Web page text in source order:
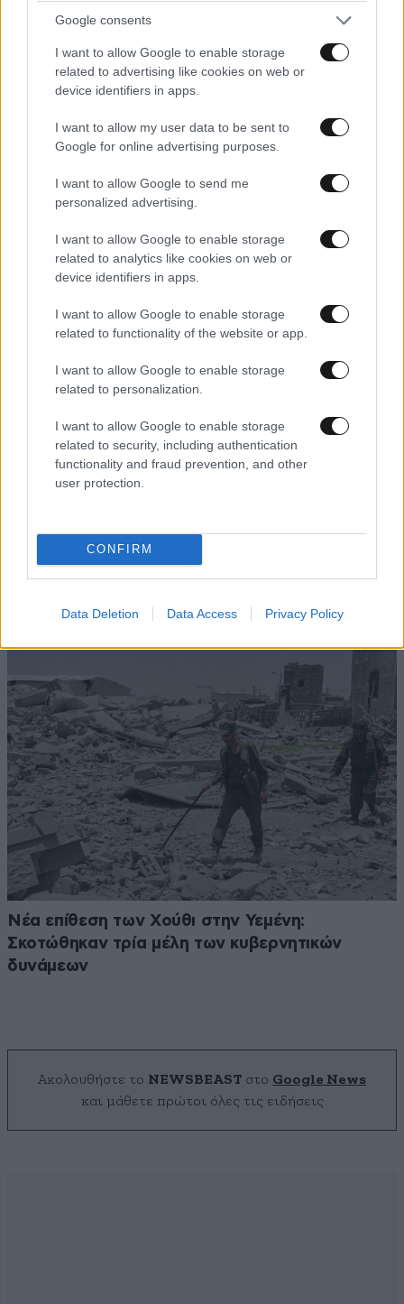
Google consents
I want to allow Google to enable storage
related to advertising like cookies on web or
device identifiers in apps.
I want to allow my user data to be sent to
Google for online advertising purposes.
I want to allow Google to send me
personalized advertising.
I want to allow Google to enable storage
related to analytics like cookies on web or
device identifiers in apps.
I want to allow Google to enable storage
related to functionality of the website or app.
I want to allow Google to enable storage
related to personalization.
I want to allow Google to enable storage
related to security, including authentication
functionality and fraud prevention, and other
user protection.
CONFIRM
Data Deletion Data Access Privacy Policy
Μακελειό σε λύκειο στην Ταϊλάνδη: Ο έφηβος
σκότωσε πρώτα τον παππού και τη γιαγιά του
και μετά άλλους έξι στο σχολείο
Συναγερμός στην Ιταλία: Συνελήφθη 16χρονος
Νέα επίθεση των Χούθι στην Υεμένη:
Σκοτώθηκαν τρία μέλη των κυβερνητικών
δυνάμεων
Ακολουθήστε το NEWSBEAST στο Google News
και μάθετε πρώτοι όλες τις ειδήσεις